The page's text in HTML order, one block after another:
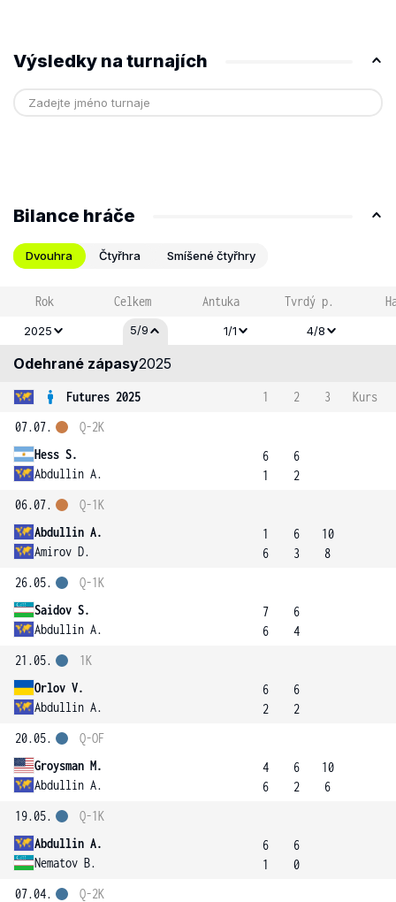
Výsledky na turnajích
Bilance hráče
Dvouhra Čtyřhra Smíšené čtyřhry
Rok Celkem Antuka Tvrdý p.
2025 5/9 1/1 4/8
Odehrané zápasy2025
Futures 2025 1 2 3
Kurs
07.07.
Hess S.
Abdullin A.
Q-2K
6
1
6
2
06.07.
Abdullin A.
Amirov D.
Q-1K
1
6
6
3
10
8
26.05.
Saidov S.
Abdullin A.
Q-1K
7
6
6
4
21.05.
Orlov V.
Abdullin A.
1K
6
2
6
2
20.05.
Groysman M.
Abdullin A.
Q-OF
4
6
6
2
10
6
19.05.
Abdullin A.
Nematov B.
Q-1K
6
1
6
0
07.04.
Q-2K